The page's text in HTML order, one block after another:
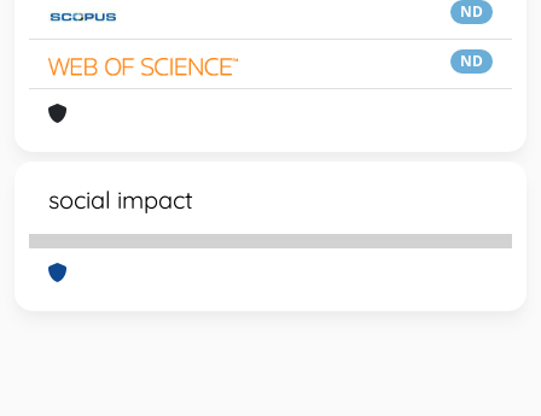
ND
ND
social impact